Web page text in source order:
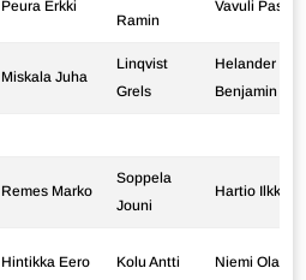
Peura Erkki
Ramin
Vavuli Pasi
Miskala Juha
Linqvist
Grels
Helander
Benjamin
Remes Marko
Soppela
Jouni
Hartio Ilkka
Hintikka Eero Kolu Antti Niemi Olavi